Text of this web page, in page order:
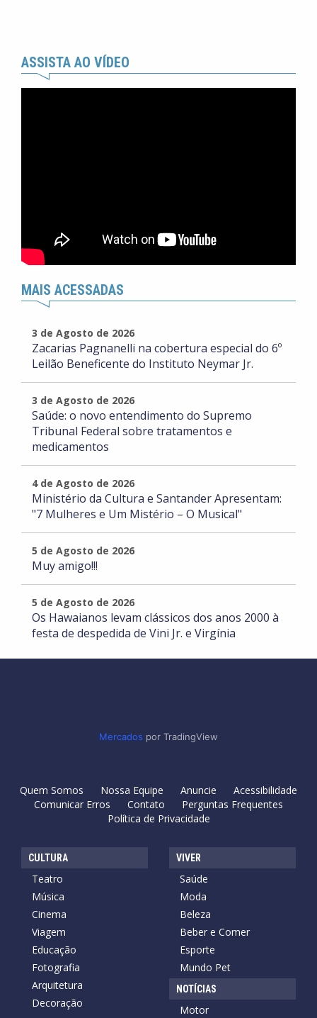
ASSISTA AO VÍDEO
MAIS ACESSADAS
3 de Agosto de 2026
Zacarias Pagnanelli na cobertura especial do 6º
Leilão Beneficente do Instituto Neymar Jr.
3 de Agosto de 2026
Saúde: o novo entendimento do Supremo
Tribunal Federal sobre tratamentos e
medicamentos
4 de Agosto de 2026
Ministério da Cultura e Santander Apresentam:
"7 Mulheres e Um Mistério – O Musical"
5 de Agosto de 2026
Muy amigo!!!
5 de Agosto de 2026
Os Hawaianos levam clássicos dos anos 2000 à
festa de despedida de Vini Jr. e Virgínia
Mercados por TradingView
Quem Somos Nossa Equipe Anuncie
Acessibilidade
Comunicar Erros
Contato
Perguntas Frequentes
Política de Privacidade
CULTURA
Teatro
Música
Cinema
Viagem
Educação
Fotografia
Arquitetura
Decoração
VIVER
Saúde
Moda
Beleza
Beber e Comer
Esporte
Mundo Pet
NOTÍCIAS
Motor